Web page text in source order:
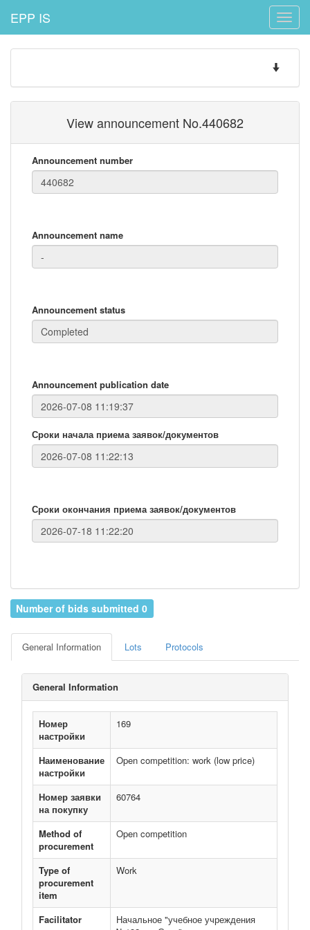
Toggle
EPP IS
Toggle
View announcement No.440682
Announcement number
Announcement name
Announcement status
Announcement publication date
Сроки начала приема заявок/документов
Сроки окончания приема заявок/документов
Number of bids submitted 0
General Information Lots Protocols
General Information
Номер
настройки
169
Наименование
настройки
Open competition: work (low price)
Номер заявки
на покупку
60764
Method of
procurement
Open competition
Type of
procurement
item
Work
Facilitator
Начальное "учебное учреждения